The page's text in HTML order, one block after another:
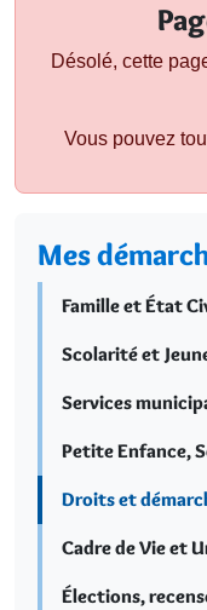
Désolé, cette
Vous pouvez
Mes
Famille et État
Scolarité et
Services
Petite Enfance,
Droits et
Cadre de Vie et
Élections,